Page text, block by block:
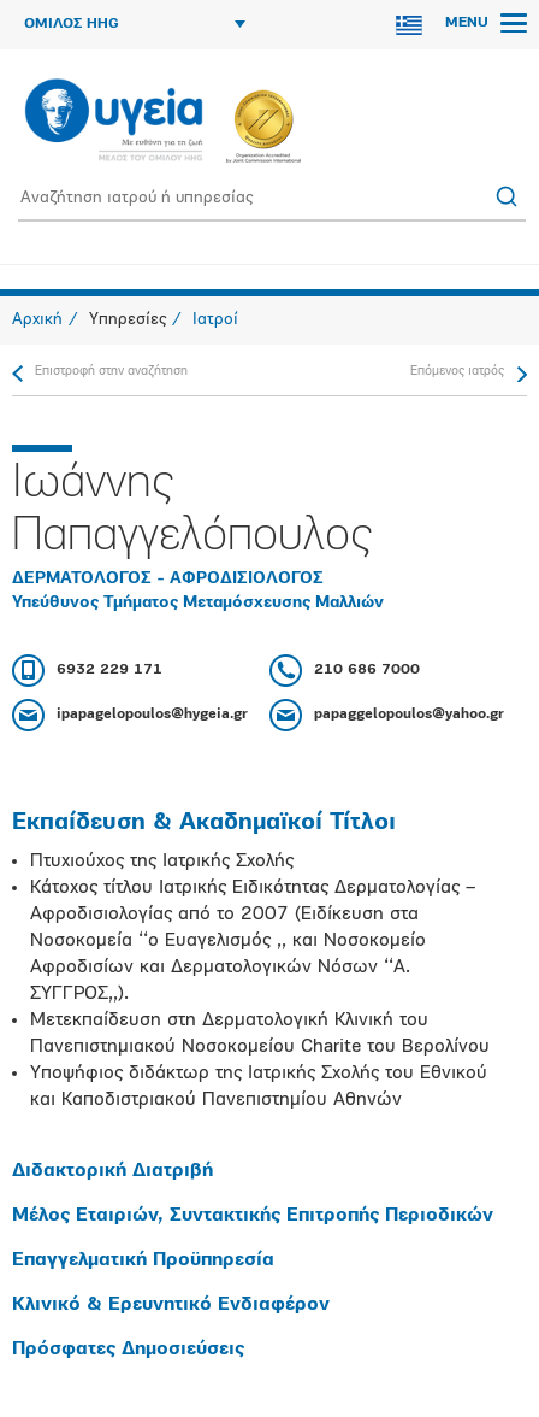
ΟΜΙΛΟΣ HHG MENU
Αρχική Υπηρεσίες Ιατροί
Επιστροφή στην αναζήτηση Επόμενος ιατρός
Ιωάννης
Παπαγγελόπουλος
ΔΕΡΜΑΤΟΛΟΓΟΣ - ΑΦΡΟΔΙΣΙΟΛΟΓΟΣ
Υπεύθυνος Τμήματος Μεταμόσχευσης Μαλλιών
6932 229 171 210 686 7000
ipapagelopoulos@hygeia.gr papaggelopoulos@yahoo.gr
Εκπαίδευση & Ακαδημαϊκοί Τίτλοι
Πτυχιούχος της Ιατρικής Σχολής
Κάτοχος τίτλου Iατρικής Eιδικότητας Δερματολογίας –
Αφροδισιολογίας από το 2007 (Ειδίκευση στα
Νοσοκομεία ‘‘ο Ευαγελισμός ,, και Νοσοκομείο
Αφροδισίων και Δερματολογικών Νόσων ‘‘Α.
ΣΥΓΓΡΟΣ,,).
Μετεκπαίδευση στη Δερματολογική Κλινική του
Πανεπιστημιακού Νοσοκομείου Charite του Βερολίνου
Υποψήφιος διδάκτωρ της Ιατρικής Σχολής του Εθνικού
και Καποδιστριακού Πανεπιστημίου Αθηνών
Διδακτορική Διατριβή
Μέλος Εταιριών, Συντακτικής Επιτροπής Περιοδικών
Επαγγελματική Προϋπηρεσία
Κλινικό & Ερευνητικό Ενδιαφέρον
Πρόσφατες Δημοσιεύσεις